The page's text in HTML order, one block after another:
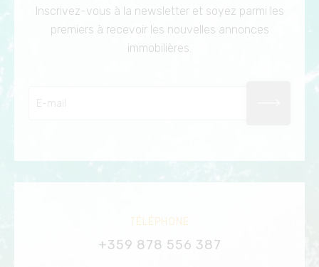
Inscrivez-vous à la newsletter et soyez parmi les
premiers à recevoir les nouvelles annonces
immobilières.
TÉLÉPHONE
+359 878 556 387